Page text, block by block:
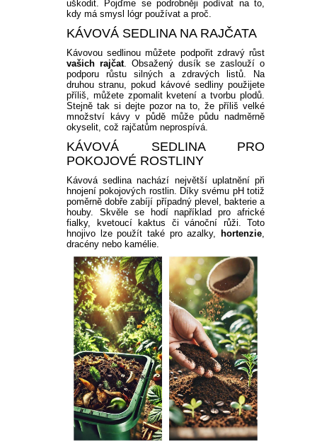
uškodit. Pojďme se podrobněji podívat na to,
kdy má smysl lógr používat a proč.
KÁVOVÁ SEDLINA NA RAJČATA
Kávovou sedlinou můžete podpořit zdravý růst
vašich rajčat. Obsažený dusík se zaslouží o
podporu růstu silných a zdravých listů. Na
druhou stranu, pokud kávové sedliny použijete
příliš, můžete zpomalit kvetení a tvorbu plodů.
Stejně tak si dejte pozor na to, že příliš velké
množství kávy v půdě může půdu nadměrně
okyselit, což rajčatům neprospívá.
KÁVOVÁ SEDLINA PRO
POKOJOVÉ ROSTLINY
Kávová sedlina nachází největší uplatnění při
hnojení pokojových rostlin. Díky svému pH totiž
poměrně dobře zabíjí případný plevel, bakterie a
houby. Skvěle se hodí například pro africké
fialky, kvetoucí kaktus či vánoční růži. Toto
hnojivo lze použít také pro azalky,
hortenzie,
dracény nebo kamélie.